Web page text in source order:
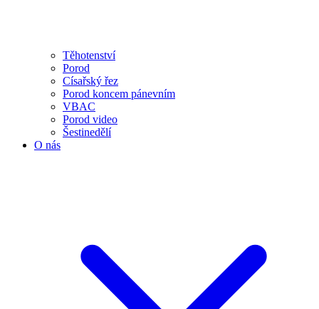
Těhotenství
Porod
Císařský řez
Porod koncem pánevním
VBAC
Porod video
Šestinedělí
O nás